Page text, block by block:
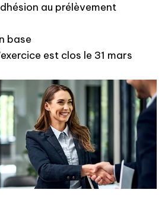
au prélèvement
base
est clos le 31 mars